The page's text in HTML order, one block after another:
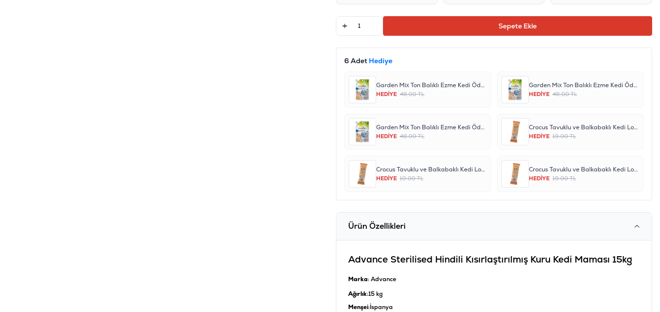
Sepete Ekle
6 Adet Hediye
Garden Mix Ton Balıklı Ezme Kedi Ödül Maması 80gr
HEDİYE 48.00 TL
Garden Mix Ton Balıklı Ezme Kedi Ödül Maması 80gr
HEDİYE 48.00 TL
Garden Mix Ton Balıklı Ezme Kedi Ödül Maması 80gr
HEDİYE 48.00 TL
Crocus Tavuklu ve Balkabaklı Kedi Lolipopu
HEDİYE 19.00 TL
Crocus Tavuklu ve Balkabaklı Kedi Lolipopu
HEDİYE 19.00 TL
Crocus Tavuklu ve Balkabaklı Kedi Lolipopu
HEDİYE 19.00 TL
Ürün Özellikleri
Advance Sterilised Hindili Kısırlaştırılmış Kuru Kedi Maması 15kg
Marka: Advance
Ağırlık:15 kg
Menşei:İspanya